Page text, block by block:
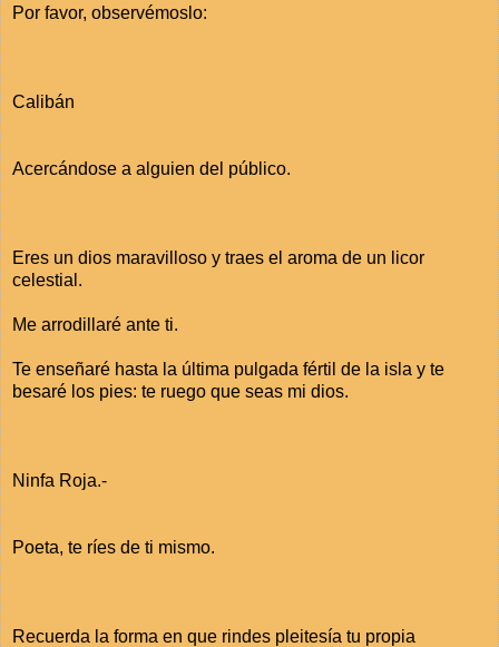
Por favor, observémoslo:
Calibán
Acercándose a alguien del público.
Eres un dios maravilloso y traes el aroma de un licor
celestial.
Me arrodillaré ante ti.
Te enseñaré hasta la última pulgada fértil de la isla y te
besaré los pies: te ruego que seas mi dios.
Ninfa Roja.-
Poeta, te ríes de ti mismo.
Recuerda la forma en que rindes pleitesía tu propia